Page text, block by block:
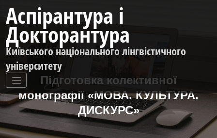
контенту
Аспірантура і
Докторантура
Київського національного лінгвістичного
університету
Підготовка колективної
монографії «МОВА. КУЛЬТУРА.
ДИСКУРС»